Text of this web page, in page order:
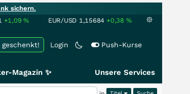
sichern.
+1,09% EUR/USD 1,15684 +0,38 %
Login Push-Kurse
geschenkt!
Magazin ✨ Unsere Services